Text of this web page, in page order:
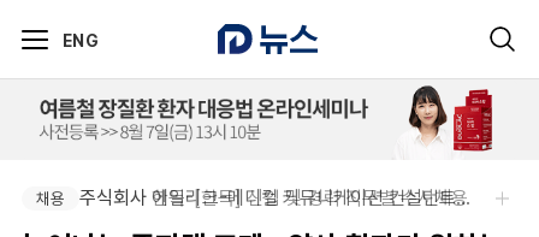
ENG
채용 주식회사 한독-[한독] 신입 및 경력 직무별 수시채용
채용 주식회사 에일리크-메디컬 커뮤니케이션 컨설턴트(Associate) / 메디컬라이터 채용